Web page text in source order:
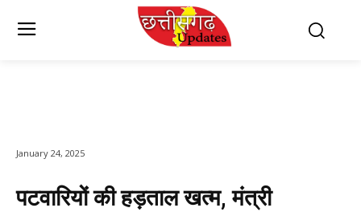
January 24, 2025
पटवारियों की हड़ताल खत्म, मंत्री